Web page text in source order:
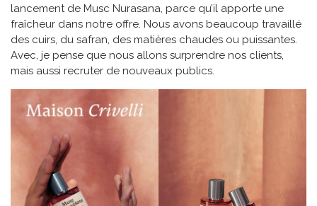
lancement de Musc Nurasana, parce qu’il apporte une
fraîcheur dans notre offre. Nous avons beaucoup travaillé
des cuirs, du safran, des matières chaudes ou puissantes.
Avec, je pense que nous allons surprendre nos clients,
mais aussi recruter de nouveaux publics.